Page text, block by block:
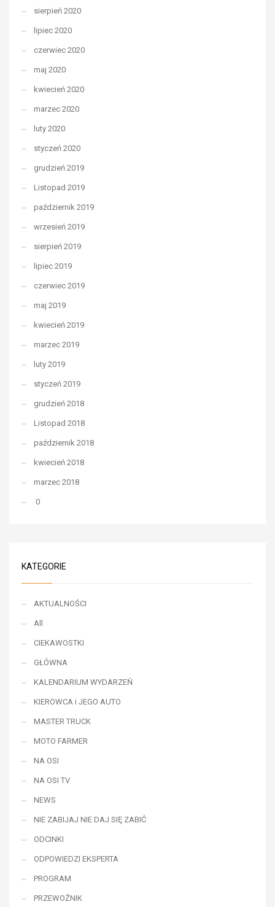
sierpień 2020
lipiec 2020
czerwiec 2020
maj 2020
kwiecień 2020
marzec 2020
luty 2020
styczeń 2020
grudzień 2019
Listopad 2019
październik 2019
wrzesień 2019
sierpień 2019
lipiec 2019
czerwiec 2019
maj 2019
kwiecień 2019
marzec 2019
luty 2019
styczeń 2019
grudzień 2018
Listopad 2018
październik 2018
kwiecień 2018
marzec 2018
0
KATEGORIE
AKTUALNOŚCI
All
CIEKAWOSTKI
GŁÓWNA
KALENDARIUM WYDARZEŃ
KIEROWCA i JEGO AUTO
MASTER TRUCK
MOTO FARMER
NA OSI
NA OSI TV
NEWS
NIE ZABIJAJ NIE DAJ SIĘ ZABIĆ
ODCINKI
ODPOWIEDZI EKSPERTA
PROGRAM
PRZEWOŹNIK